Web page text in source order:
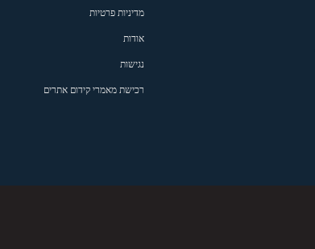
מדיניות פרטיות
אודות
נגישות
רכישת מאמרי קידום אתרים